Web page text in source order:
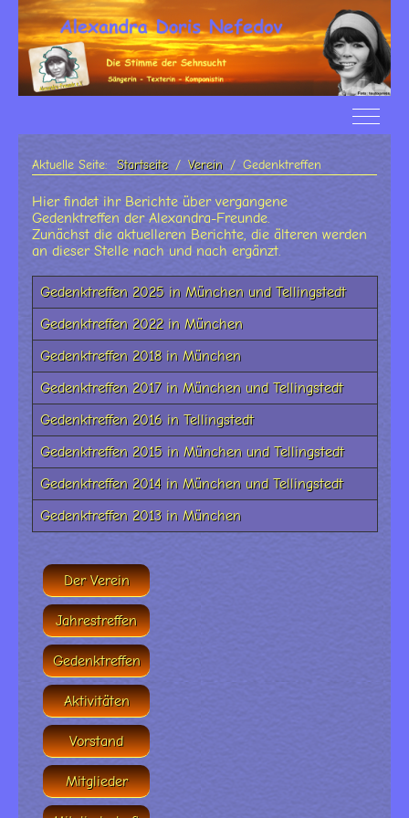
Off-
Der Verein
Jahrestreffen
Gedenktreffen
Aktivitäten
Vorstand
Mitglieder
Aktuelle Seite: Startseite Verein Gedenktreffen
Hier findet ihr Berichte über vergangene
Gedenktreffen der Alexandra-Freunde.
Zunächst die aktuelleren Berichte, die älteren werden
an dieser Stelle nach und nach ergänzt.
Beiträge
Title
Gedenktreffen 2025 in München und Tellingstedt
Gedenktreffen 2022 in München
Gedenktreffen 2018 in München
Gedenktreffen 2017 in München und Tellingstedt
Gedenktreffen 2016 in Tellingstedt
Gedenktreffen 2015 in München und Tellingstedt
Gedenktreffen 2014 in München und Tellingstedt
Gedenktreffen 2013 in München